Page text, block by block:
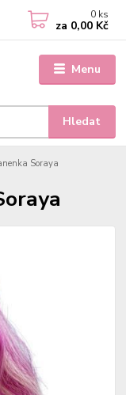
Menu
Hledat
0 ks
za 0,00 Kč
Soraya